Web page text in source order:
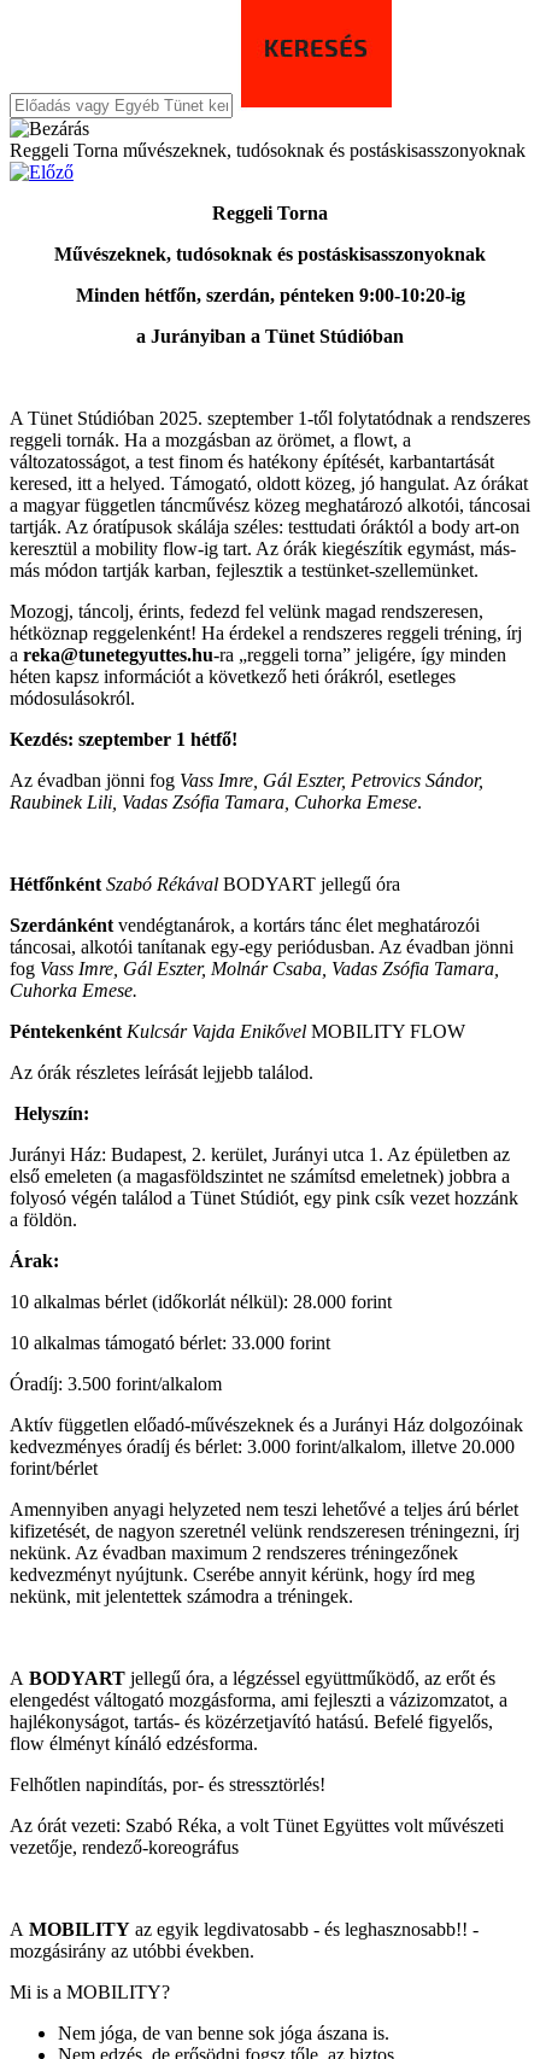
Reggeli Torna művészeknek, tudósoknak és postáskisasszonyoknak
Reggeli Torna
Művészeknek, tudósoknak és postáskisasszonyoknak
Minden hétfőn, szerdán, pénteken 9:00-10:20-ig
a Jurányiban a Tünet Stúdióban
A Tünet Stúdióban 2025. szeptember 1-től folytatódnak a rendszeres
reggeli tornák. Ha a mozgásban az örömet, a flowt, a
változatosságot, a test finom és hatékony építését, karbantartását
keresed, itt a helyed. Támogató, oldott közeg, jó hangulat. Az órákat
a magyar független táncművész közeg meghatározó alkotói, táncosai
tartják. Az óratípusok skálája széles: testtudati óráktól a body art-on
keresztül a mobility flow-ig tart. Az órák kiegészítik egymást, más-
más módon tartják karban, fejlesztik a testünket-szellemünket.
Mozogj, táncolj, érints, fedezd fel velünk magad rendszeresen,
hétköznap reggelenként! Ha érdekel a rendszeres reggeli tréning, írj
a reka@tunetegyuttes.hu-ra „reggeli torna” jeligére, így minden
héten kapsz információt a következő heti órákról, esetleges
módosulásokról.
Kezdés: szeptember 1 hétfő!
Az évadban jönni fog Vass Imre, Gál Eszter, Petrovics Sándor,
Raubinek Lili, Vadas Zsófia Tamara, Cuhorka Emese.
Hétfőnként Szabó Rékával BODYART jellegű óra
Szerdánként vendégtanárok, a kortárs tánc élet meghatározói
táncosai, alkotói tanítanak egy-egy periódusban. Az évadban jönni
fog Vass Imre, Gál Eszter, Molnár Csaba, Vadas Zsófia Tamara,
Cuhorka Emese.
Péntekenként Kulcsár Vajda Enikővel MOBILITY FLOW
Az órák részletes leírását lejjebb találod.
Helyszín:
Jurányi Ház: Budapest, 2. kerület, Jurányi utca 1. Az épületben az
első emeleten (a magasföldszintet ne számítsd emeletnek) jobbra a
folyosó végén találod a Tünet Stúdiót, egy pink csík vezet hozzánk
a földön.
Árak:
10 alkalmas bérlet (időkorlát nélkül): 28.000 forint
10 alkalmas támogató bérlet: 33.000 forint
Óradíj: 3.500 forint/alkalom
Aktív független előadó-művészeknek és a Jurányi Ház dolgozóinak
kedvezményes óradíj és bérlet: 3.000 forint/alkalom, illetve 20.000
forint/bérlet
Amennyiben anyagi helyzeted nem teszi lehetővé a teljes árú bérlet
kifizetését, de nagyon szeretnél velünk rendszeresen tréningezni, írj
nekünk. Az évadban maximum 2 rendszeres tréningezőnek
kedvezményt nyújtunk. Cserébe annyit kérünk, hogy írd meg
nekünk, mit jelentettek számodra a tréningek.
A BODYART jellegű óra, a légzéssel együttműködő, az erőt és
elengedést váltogató mozgásforma, ami fejleszti a vázizomzatot, a
hajlékonyságot, tartás- és közérzetjavító hatású. Befelé figyelős,
flow élményt kínáló edzésforma.
Felhőtlen napindítás, por- és stressztörlés!
Az órát vezeti: Szabó Réka, a volt Tünet Együttes volt művészeti
vezetője, rendező-koreográfus
A MOBILITY az egyik legdivatosabb - és leghasznosabb!! -
mozgásirány az utóbbi években.
Mi is a MOBILITY?
Nem jóga, de van benne sok jóga ászana is.
Nem edzés, de erősödni fogsz tőle, az biztos.